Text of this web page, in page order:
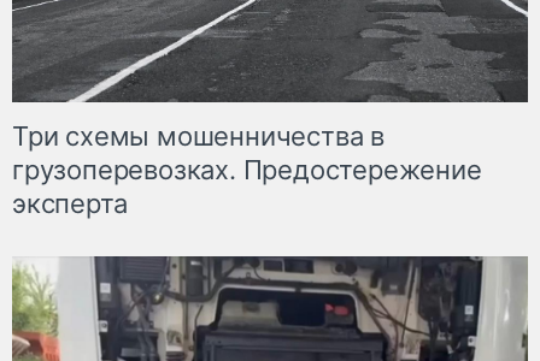
Три схемы мошенничества в
грузоперевозках. Предостережение
эксперта